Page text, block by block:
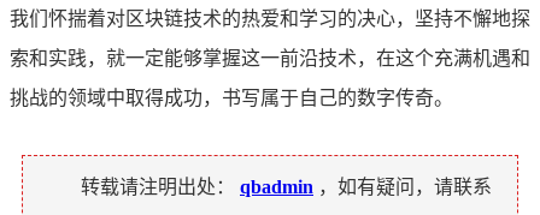
我们怀揣着对区块链技术的热爱和学习的决心，坚持不懈地探
索和实践，就一定能够掌握这一前沿技术，在这个充满机遇和
挑战的领域中取得成功，书写属于自己的数字传奇。
转载请注明出处： qbadmin ，如有疑问，请联系